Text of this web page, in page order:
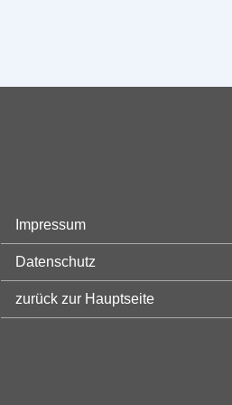
Impressum
Datenschutz
zurück zur Hauptseite